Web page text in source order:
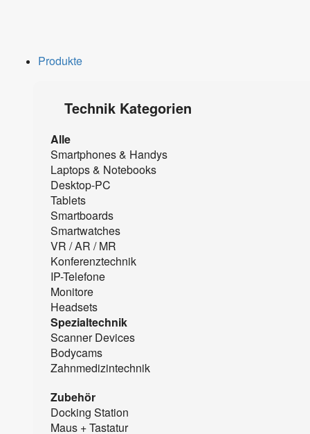
Produkte
Technik Kategorien
Alle
Smartphones & Handys
Laptops & Notebooks
Desktop-PC
Tablets
Smartboards
Smartwatches
VR / AR / MR
Konferenztechnik
IP-Telefone
Monitore
Headsets
Spezialtechnik
Scanner Devices
Bodycams
Zahnmedizintechnik
Zubehör
Docking Station
Maus + Tastatur